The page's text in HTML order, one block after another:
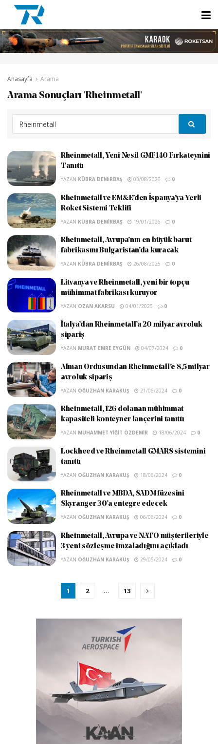
Anasayfa Arama
Arama Sonuçları 'Rheinmetall'
Rheinmetall, Yeni Nesil GMF140 Fırkateynini
Tanıttı
YAZAN KÜBRA DEMIRBAŞ 03/08/2026 0
Rheinmetall ve EM&E’den İspanya’ya Yerli
Roket Sistemi Teklifi
YAZAN KÜBRA DEMIRBAŞ 19/01/2026 0
Rheinmetall, Avrupa’nın en büyük barut
fabrikasını Bulgaristan’da kuracak
YAZAN KÜBRA DEMIRBAŞ 26/08/2025 0
Litvanya ve Rheinmetall, yeni bir topçu
mühimmat fabrikası kuruyor
YAZAN OZAN AKARSU 04/01/2025 0
İtalya’dan Rheinmetall’a 20 milyar avroluk
sipariş
YAZAN MURAT EMRE EYGÜN 04/07/2024 0
Alman Ordusundan Rheinmetall’e 8,5 milyar
avroluk sipariş
YAZAN OĞUZHAN KARAKUŞ 21/06/2024 0
Rheinmetall, 126 dolanan mühimmat
kapasiteli konteyner lançerini tanıttı
YAZAN MUHAMMET YIĞIT ÖZDEMIR 18/06/2024 0
Lockheed ve Rheinmetall GMARS sistemini
tanıttı
YAZAN OĞUZHAN KARAKUŞ 18/06/2024 0
Rheinmetall ve MBDA, SADM füzesini
Skyranger 30’a entegre edecek
YAZAN OĞUZHAN KARAKUŞ 06/06/2024 0
Rheinmetall, Avrupa ve NATO müşterileriyle
3 yeni sözleşme imzaladığını açıkladı
YAZAN OĞUZHAN KARAKUŞ 29/05/2024 0
1 2 … 13